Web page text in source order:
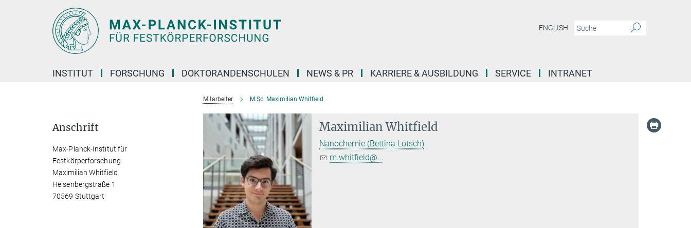
ENGLISH
INSTITUT FORSCHUNG DOKTORANDENSCHULEN NEWS & PR KARRIERE & AUSBILDUNG SERVICE INTRANET
Mitarbeiter M.Sc. Maximilian Whitfield
Maximilian Whitfield
Nanochemie (Bettina Lotsch)
m.whitfield@...
Anschrift
Max-Planck-Institut für
Festkörperforschung
Maximilian Whitfield
Heisenbergstraße 1
70569 Stuttgart